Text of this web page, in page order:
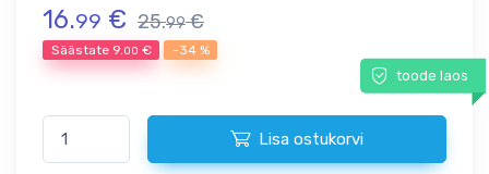
16.99 € 25.99€
Säästate 9.00 € -34 %
toode laos
Lisa ostukorvi